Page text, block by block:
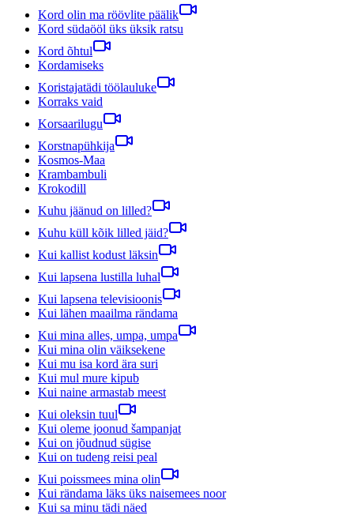
Kord olin ma röövlite päälik
Kord südaööl üks üksik ratsu
Kord õhtul
Kordamiseks
Koristajatädi töölauluke
Korraks vaid
Korsaarilugu
Korstnapühkija
Kosmos-Maa
Krambambuli
Krokodill
Kuhu jäänud on lilled?
Kuhu küll kõik lilled jäid?
Kui kallist kodust läksin
Kui lapsena lustilla luhal
Kui lapsena televisioonis
Kui lähen maailma rändama
Kui mina alles, umpa, umpa
Kui mina olin väiksekene
Kui mu isa kord ära suri
Kui mul mure kipub
Kui naine armastab meest
Kui oleksin tuul
Kui oleme joonud šampanjat
Kui on jõudnud sügise
Kui on tudeng reisi peal
Kui poissmees mina olin
Kui rändama läks üks naisemees noor
Kui sa minu tädi näed